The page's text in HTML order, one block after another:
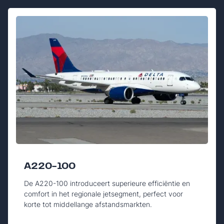
A220-100
De A220-100 introduceert superieure efficiëntie en
comfort in het regionale jetsegment, perfect voor
korte tot middellange afstandsmarkten.